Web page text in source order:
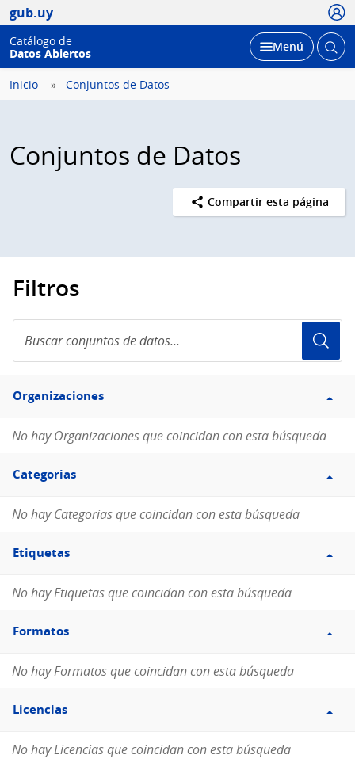
gub.uy
Catálogo de
Datos Abiertos
Desplegar
Menú Abrir
Inicio Conjuntos de Datos
Conjuntos de Datos
Compartir esta página
Filtros
conjuntos
de
Filtro
Organizaciones
Organizaciones
No hay Organizaciones que coincidan con esta búsqueda
Filtro
Categorias
Categorias
No hay Categorias que coincidan con esta búsqueda
Filtro
Etiquetas
Etiquetas
No hay Etiquetas que coincidan con esta búsqueda
Filtro
Formatos
Formatos
No hay Formatos que coincidan con esta búsqueda
Filtro
Licencias
Licencias
No hay Licencias que coincidan con esta búsqueda